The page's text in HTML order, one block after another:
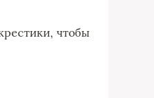
чтобы